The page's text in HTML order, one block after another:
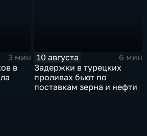
3 мин
в
10 августа
6 мин
Задержки в турецких
проливах бьют по
поставкам зерна и нефти